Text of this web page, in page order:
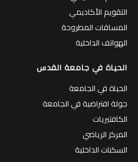
التقويم الأكاديمي
المساقات المطروحة
الهواتف الداخلية
الحياة في جامعة القدس
الحياة في الجامعة
جولة افتراضية في الجامعة
الكافتيريات
المركز الرياضي
السكنات الداخلية